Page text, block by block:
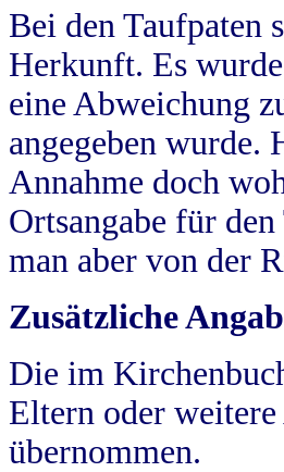
Bei den Taufpaten
Herkunft. Es
eine Abweichung
angegeben wurde.
Annahme doch
Ortsangabe für
man aber von der
Zusätzliche
Die im
Eltern oder
übernommen.